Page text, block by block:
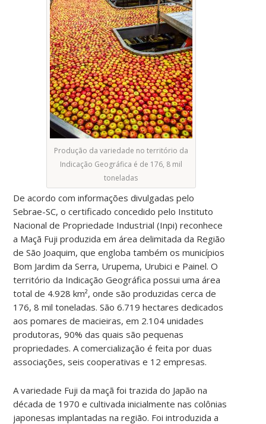
Produção da variedade no território da
Indicação Geográfica é de 176, 8 mil
toneladas
De acordo com informações divulgadas pelo
Sebrae-SC, o certificado concedido pelo Instituto
Nacional de Propriedade Industrial (Inpi) reconhece
a Maçã Fuji produzida em área delimitada da Região
de São Joaquim, que engloba também os municípios
Bom Jardim da Serra, Urupema, Urubici e Painel. O
território da Indicação Geográfica possui uma área
total de 4.928 km², onde são produzidas cerca de
176, 8 mil toneladas. São 6.719 hectares dedicados
aos pomares de macieiras, em 2.104 unidades
produtoras, 90% das quais são pequenas
propriedades. A comercialização é feita por duas
associações, seis cooperativas e 12 empresas.
A variedade Fuji da maçã foi trazida do Japão na
década de 1970 e cultivada inicialmente nas colônias
japonesas implantadas na região. Foi introduzida a